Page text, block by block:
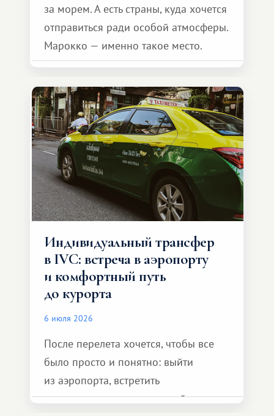
за морем. А есть страны, куда хочется
отправиться ради особой атмосферы.
Марокко — именно такое место.
Индивидуальный трансфер
в IVC: встреча в аэропорту
и комфортный путь
до курорта
6 июля 2026
После перелета хочется, чтобы все
было просто и понятно: выйти
из аэропорта, встретить
представителя транспортной